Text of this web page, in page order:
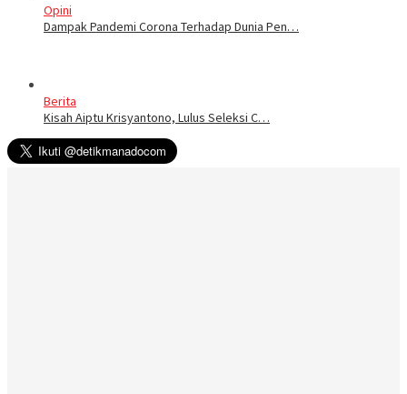
Opini
Dampak Pandemi Corona Terhadap Dunia Pen…
Berita
Kisah Aiptu Krisyantono, Lulus Seleksi C…